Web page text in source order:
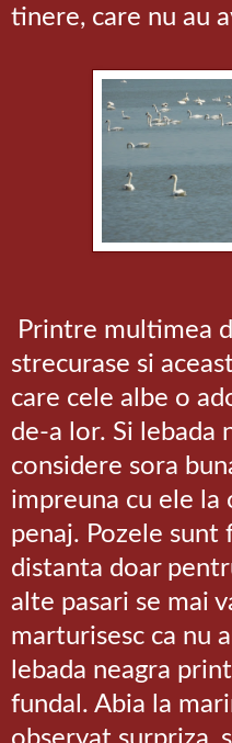
tinere, care nu au
Printre multimea
strecurase si
care cele albe o
de-a lor. Si lebada
considere sora
impreuna cu ele la
penaj. Pozele sunt
distanta doar
alte pasari se mai
marturisesc ca nu
lebada neagra
fundal. Abia la